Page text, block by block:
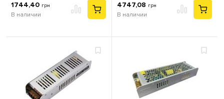
1744,40 грн
В наличии
4747,08 грн
В наличии